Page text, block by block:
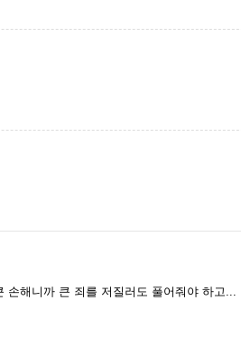
해니까 큰 죄를 저질러도 풀어줘야 하고...